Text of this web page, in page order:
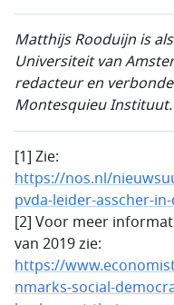
Matthijs Rooduijn is
Universiteit van
redacteur en
Montesquieu Instituut.
[1] Zie:
https://nos.nl/
pvda-leider-asscher-
[2] Voor meer
van 2019 zie:
https://
nmarks-social-